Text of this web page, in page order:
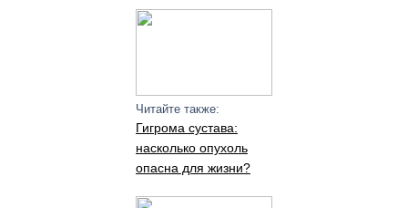
Читайте также:
Гигрома сустава:
насколько опухоль
опасна для жизни?